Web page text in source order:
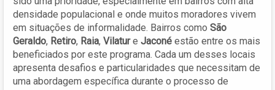
densidade populacional e onde muitos moradores vivem
em situações de informalidade. Bairros como São
Geraldo, Retiro, Raia, Vilature Jaconé estão entre os mais
beneficiados por este programa. Cada um desses locais
apresenta desafios e particularidades que necessitam de
uma abordagem específica durante o processo de